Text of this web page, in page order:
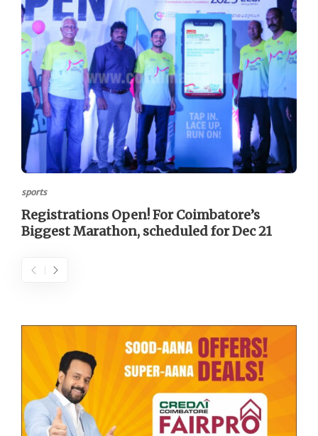
sports
Registrations Open! For Coimbatore’s
Biggest Marathon, scheduled for Dec 21